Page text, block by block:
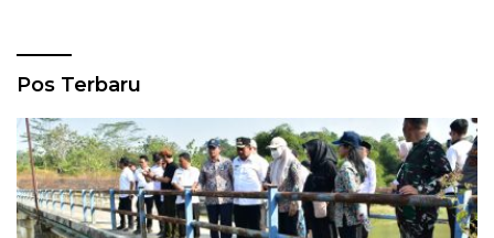
Pos Terbaru